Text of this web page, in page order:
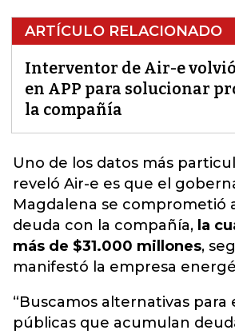
ARTÍCULO RELACIONADO
Interventor de Air-e
en APP para solucionar
la compañía
Uno de los datos más
reveló Air-e es que el
Magdalena se comprometió
deuda con la compañía, la
más de $31.000 millones,
manifestó la empresa
“Buscamos alternativas para
públicas que acumulan